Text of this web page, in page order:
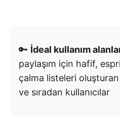
🔑 İdeal kullanım
paylaşım için hafif,
çalma listeleri
ve sıradan kullanıcılar